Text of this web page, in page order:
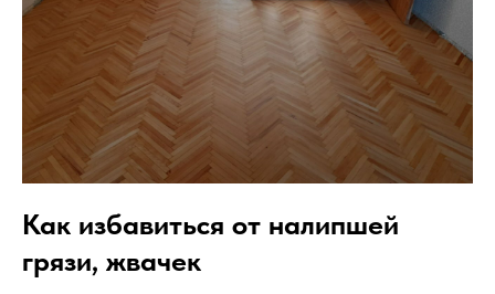
Как избавиться от налипшей
грязи, жвачек